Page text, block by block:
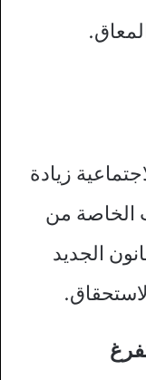
زيادة
الخاصة من
القانون الجديد